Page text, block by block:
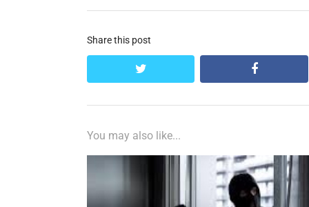
Share this post
twitter facebook
You may also like...